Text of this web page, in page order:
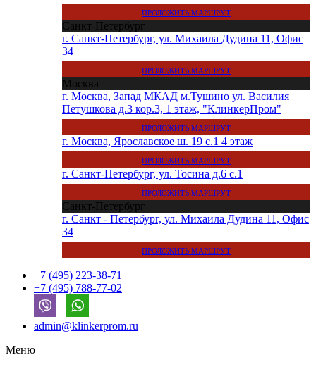
ПРОЛОЖИТЬ МАРШРУТ
Санкт-Петербург
г. Санкт-Петербург, ул. Михаила Дудина 11, Офис
34
ПРОЛОЖИТЬ МАРШРУТ
Москва
г. Москва, Запад МКАД м.Тушино ул. Василия
Петушкова д.3 кор.3, 1 этаж, "КлинкерПром"
ПРОЛОЖИТЬ МАРШРУТ
г. Москва, Ярославское ш. 19 с.1 4 этаж
ПРОЛОЖИТЬ МАРШРУТ
г. Санкт-Петербург, ул. Тосина д.6 с.1
ПРОЛОЖИТЬ МАРШРУТ
Санкт-Петербург
г. Санкт - Петербург, ул. Михаила Дудина 11, Офис
34
ПРОЛОЖИТЬ МАРШРУТ
+7 (495) 223-38-71
+7 (495) 788-77-02
admin@klinkerprom.ru
Меню